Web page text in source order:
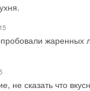
жаренных
не сказать что